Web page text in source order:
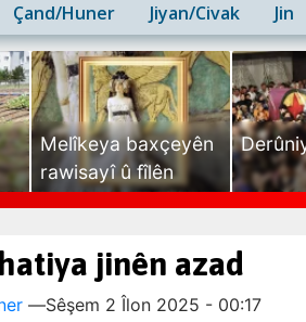
Çand/Huner Jiyan/Civak Jin
Melîkeya baxçeyên
rawisayî û fîlên
jinên azad
—Sêşem 2 Îlon 2025 - 00:17